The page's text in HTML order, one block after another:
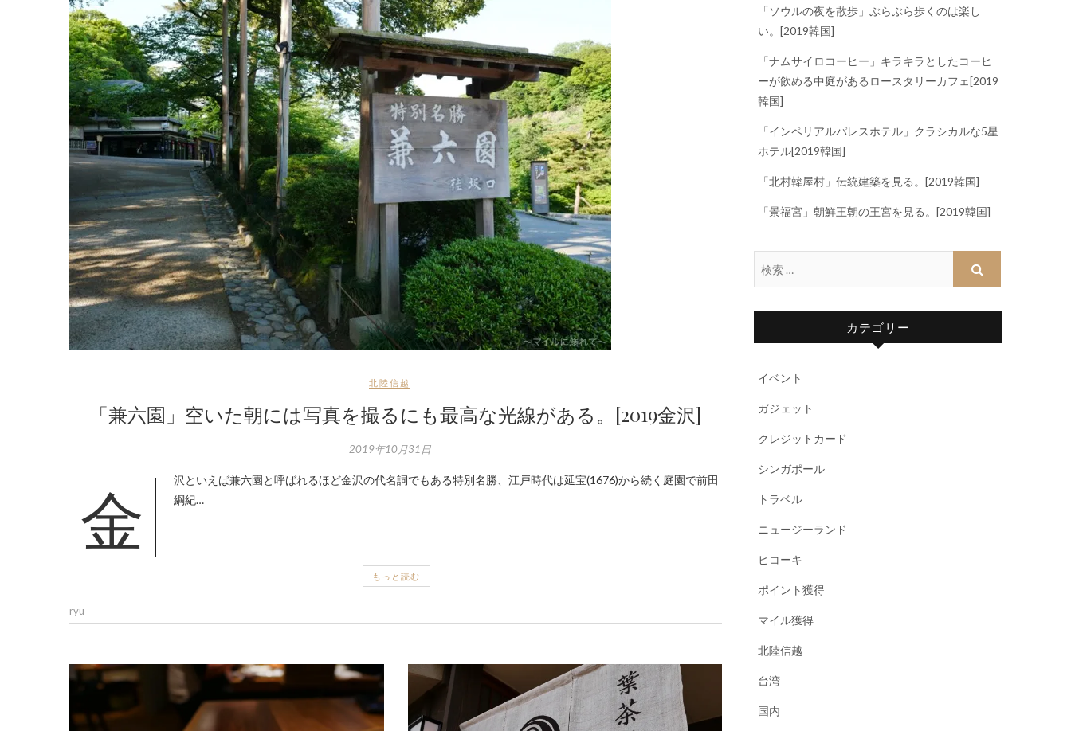
北陸信越
「兼六園」空いた朝には写真を撮るにも最高な光線がある。[2019金沢]
2019年10月31日
金沢といえば兼六園と呼ばれるほど金沢の代名詞でもある特別名勝、江戸時代は延宝(1676)から続く庭園で前田 綱紀…
もっと読む
ryu
「ソウルの夜を散歩」ぶらぶら歩くのは楽し
い。[2019韓国]
「ナムサイロコーヒー」キラキラとしたコーヒ
ーが飲める中庭があるロースタリーカフェ[2019
韓国]
「インペリアルパレスホテル」クラシカルな5星
ホテル[2019韓国]
「北村韓屋村」伝統建築を見る。[2019韓国]
「景福宮」朝鮮王朝の王宮を見る。[2019韓国]
カテゴリー
イベント
ガジェット
クレジットカード
シンガポール
トラベル
ニュージーランド
ヒコーキ
ポイント獲得
マイル獲得
北陸信越
台湾
国内